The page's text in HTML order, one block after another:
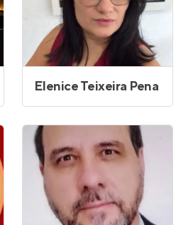
Elenice Teixeira Pena